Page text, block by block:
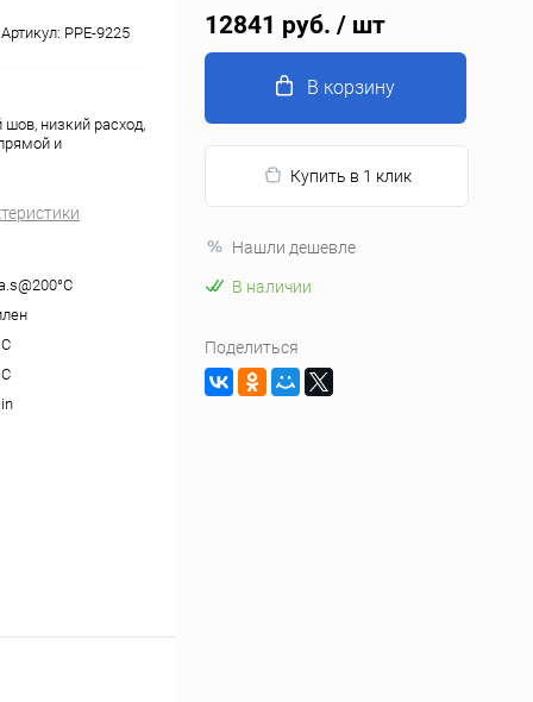
Артикул: PPE-9225
низкий расход,
и
12841 руб. / шт
В корзину
Купить в 1 клик
Нашли дешевле
В наличии
Поделиться